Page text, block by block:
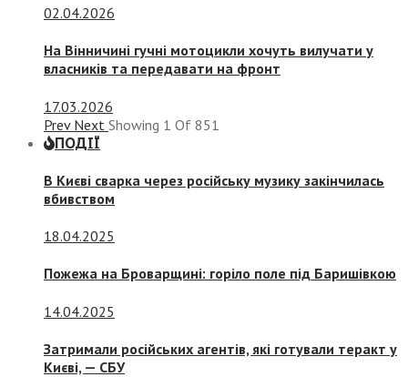
02.04.2026
На Вінничині гучні мотоцикли хочуть вилучати у
власників та передавати на фронт
17.03.2026
Prev Next Showing 1 Of 851
ПОДІЇ
В Києві сварка через російську музику закінчилась
вбивством
18.04.2025
Пожежа на Броварщині: горіло поле під Баришівкою
14.04.2025
Затримали російських агентів, які готували теракт у
Києві, — СБУ